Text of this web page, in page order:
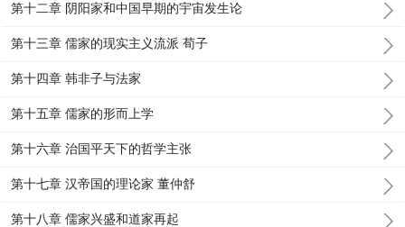
第十二章 阴阳家和中国早期的宇宙发生论
第十三章 儒家的现实主义流派 荀子
第十四章 韩非子与法家
第十五章 儒家的形而上学
第十六章 治国平天下的哲学主张
第十七章 汉帝国的理论家 董仲舒
第十八章 儒家兴盛和道家再起